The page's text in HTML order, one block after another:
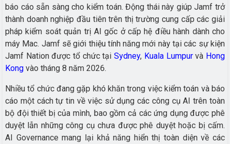
báo cáo sẵn sàng cho kiểm toán. Động thái này giúp Jamf trở
thành doanh nghiệp đầu tiên trên thị trường cung cấp các giải
pháp kiểm soát quản trị AI gốc ở cấp hệ điều hành dành cho
máy Mac. Jamf sẽ giới thiệu tính năng mới này tại các sự kiện
Jamf Nation được tổ chức tạiSydney, Kuala Lumpurvà Hong
Kong vào tháng 8 năm 2026.
Nhiều tổ chức đang gặp khó khăn trong việc kiểm toán và báo
cáo một cách tự tin về việc sử dụng các công cụ AI trên toàn
bộ đội thiết bị của mình, bao gồm cả các ứng dụng được phê
duyệt lẫn những công cụ chưa được phê duyệt hoặc bị cấm.
AI Governance mang lại khả năng hiển thị toàn diện về các